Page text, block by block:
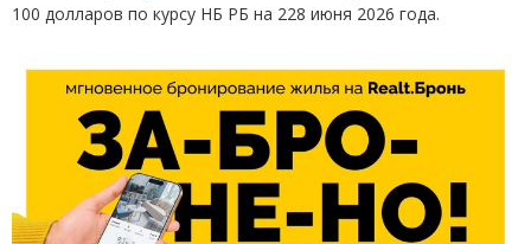
100 долларов по курсу НБ РБ на 228 июня 2026 года.